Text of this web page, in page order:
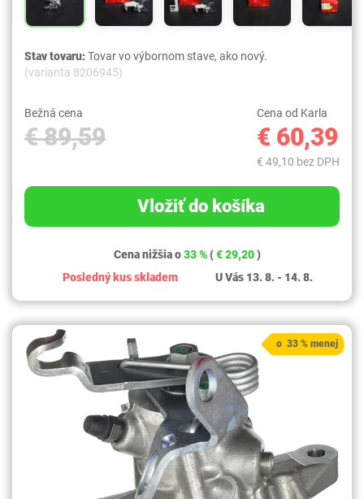
Stav tovaru:Tovar vo výbornom stave, ako nový.
(varianta 8206945)
Bežná cena
€ 89,59
Cena od Karla
€ 60,39
€ 49,10 bez DPH
Vložiť do košíka
Cena nižšia o33 % (€ 29,20)
Posledný kus skladem
U Vás 13. 8. - 14. 8.
o 33 % menej